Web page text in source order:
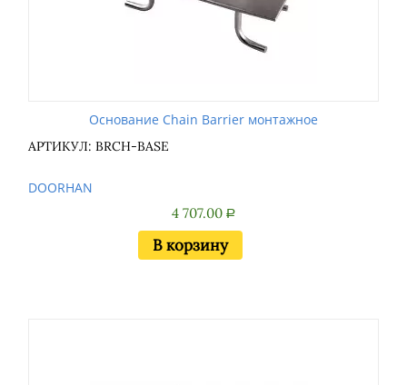
Основание Chain Barrier монтажное
АРТИКУЛ: BRCH-BASE
DOORHAN
4 707.00 Р
В корзину